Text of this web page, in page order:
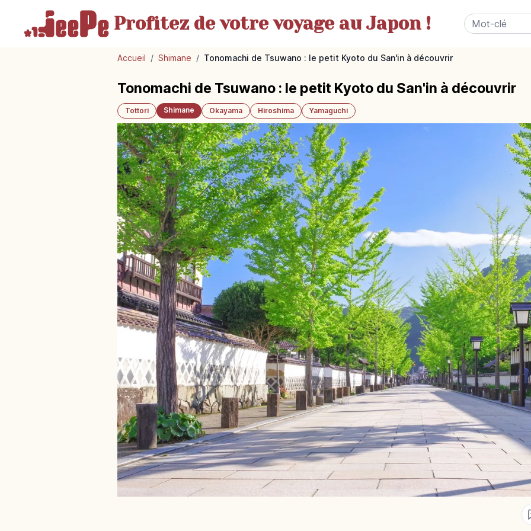
Profitez de votrevoyage au Japon !
Accueil / Shimane / Tonomachi de Tsuwano : le petit Kyoto du San'in à découvrir
Tonomachi de Tsuwano : le petit Kyoto du San'in à découvrir
Tottori Shimane Okayama Hiroshima Yamaguchi